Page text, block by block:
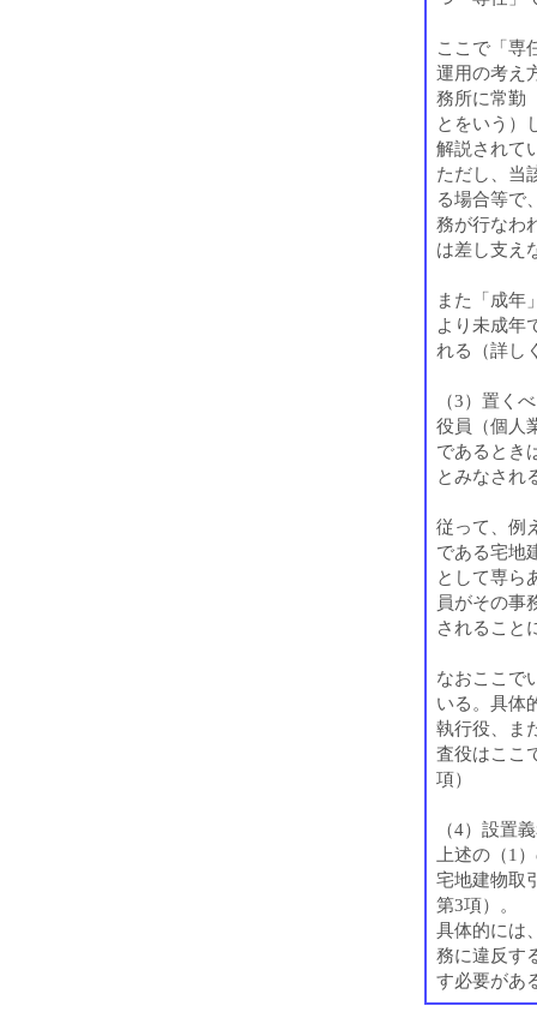
ここで「専
運用の考え
務所に常勤
とをいう）
解説されて
ただし、当
る場合等で
務が行なわ
は差し支え
また「成年
より未成年
れる（詳し
（3）置く
役員（個人
であるとき
とみなされ
従って、例
である宅地
として専ら
員がその事
されること
なおここで
いる。具体
執行役、ま
査役はここ
項）
（4）設置
上述の（1
宅地建物取
第3項）。
具体的には
務に違反す
す必要があ